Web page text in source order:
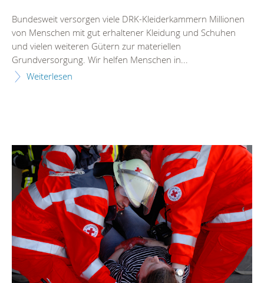
Bundesweit versorgen viele DRK-Kleiderkammern Millionen
von Menschen mit gut erhaltener Kleidung und Schuhen
und vielen weiteren Gütern zur materiellen
Grundversorgung. Wir helfen Menschen in...
Weiterlesen